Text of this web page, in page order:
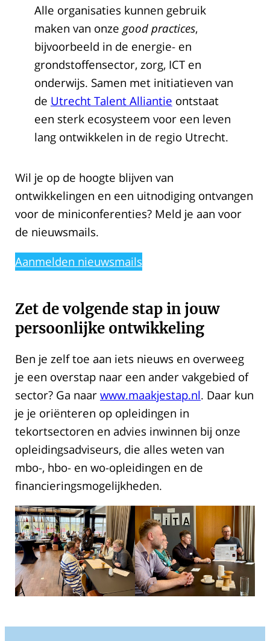
Alle organisaties kunnen gebruik
maken van onze good practices,
bijvoorbeeld in de energie- en
grondstoffensector, zorg, ICT en
onderwijs. Samen met initiatieven van
de Utrecht Talent Alliantie ontstaat
een sterk ecosysteem voor een leven
lang ontwikkelen in de regio Utrecht.
Wil je op de hoogte blijven van
ontwikkelingen en een uitnodiging ontvangen
voor de miniconferenties? Meld je aan voor
de nieuwsmails.
Aanmelden nieuwsmails
Zet de volgende stap in jouw
persoonlijke ontwikkeling
Ben je zelf toe aan iets nieuws en overweeg
je een overstap naar een ander vakgebied of
sector? Ga naar www.maakjestap.nl. Daar kun
je je oriënteren op opleidingen in
tekortsectoren en advies inwinnen bij onze
opleidingsadviseurs, die alles weten van
mbo-, hbo- en wo-opleidingen en de
financieringsmogelijkheden.